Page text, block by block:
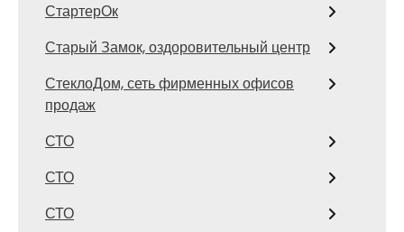
СтартерОк
Старый Замок, оздоровительный центр
СтеклоДом, сеть фирменных офисов
продаж
СТО
СТО
СТО